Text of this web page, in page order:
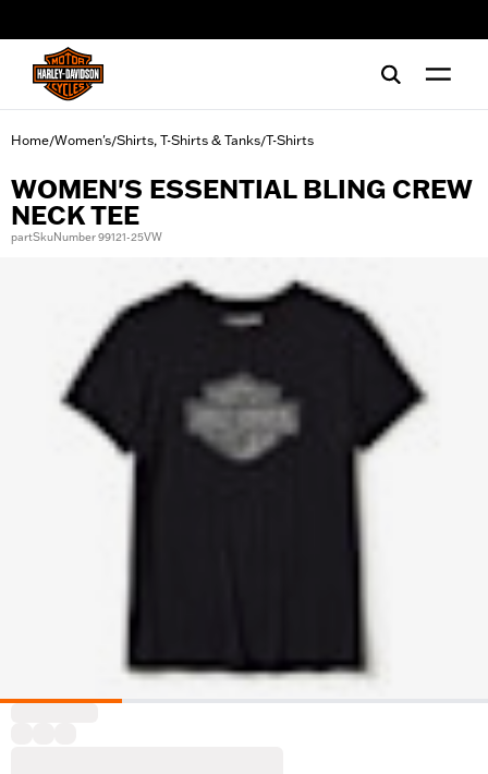
Home/Women's/Shirts, T-Shirts & Tanks/T-Shirts
WOMEN'S ESSENTIAL BLING CREW
NECK TEE
partSkuNumber 99121-25VW